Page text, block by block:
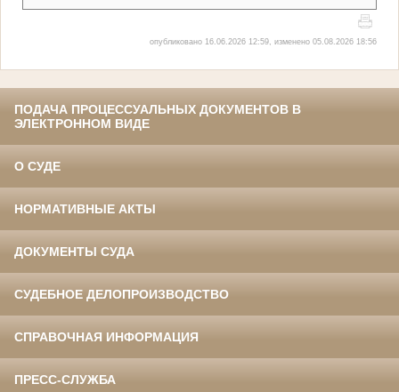
опубликовано 16.06.2026 12:59, изменено 05.08.2026 18:56
ПОДАЧА ПРОЦЕССУАЛЬНЫХ ДОКУМЕНТОВ В
ЭЛЕКТРОННОМ ВИДЕ
О СУДЕ
НОРМАТИВНЫЕ АКТЫ
ДОКУМЕНТЫ СУДА
СУДЕБНОЕ ДЕЛОПРОИЗВОДСТВО
СПРАВОЧНАЯ ИНФОРМАЦИЯ
ПРЕСС-СЛУЖБА